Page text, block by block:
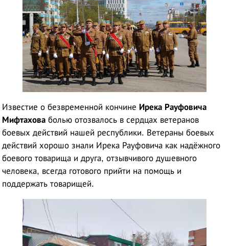
Известие о безвременной кончине Ирека Рауфовича
Мифтахова болью отозвалось в сердцах ветеранов
боевых действий нашей республики. Ветераны боевых
действий хорошо знали Ирека Рауфовича как надёжного
боевого товарища и друга, отзывчивого душевного
человека, всегда готового прийти на помощь и
поддержать товарищей.